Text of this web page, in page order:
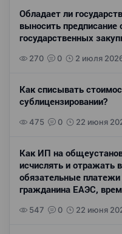
Обладает ли
выносить предписание
государственных
270 0 2 июля
Как списывать
сублицензировании?
475 0 22 июня
Как ИП на
исчислять и отражать
обязательные
гражданина ЕАЭС,
547 0 22 июня